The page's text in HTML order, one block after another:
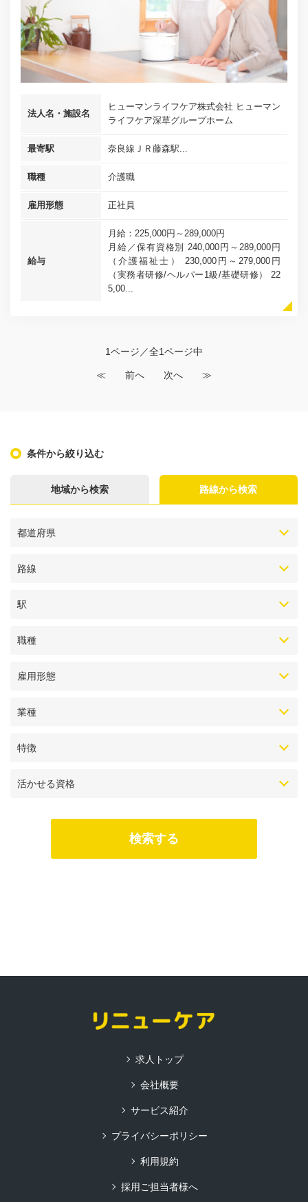
法人名・施設名
ヒューマンライフケア株式会社 ヒューマン
ライフケア深草グループホーム
最寄駅 奈良線ＪＲ藤森駅...
職種 介護職
雇用形態 正社員
給与
月給：225,000円～289,000円
月給／保有資格別 240,000円～289,000円
（介護福祉士） 230,000円～279,000円
（実務者研修/ヘルパー1級/基礎研修） 22
5,00...
1ページ／全1ページ中
≪ 前へ 次へ ≫
条件から絞り込む
地域から検索 路線から検索
都道府県
路線
駅
職種
雇用形態
業種
特徴
活かせる資格
求人トップ
会社概要
サービス紹介
プライバシーポリシー
利用規約
採用ご担当者様へ